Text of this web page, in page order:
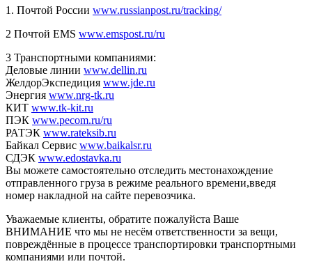
1. Почтой России www.russianpost.ru/tracking/
2 Почтой EMS www.emspost.ru/ru
3 Транспортными компаниями:
Деловые линии www.dellin.ru
ЖелдорЭкспедиция www.jde.ru
Энергия www.nrg-tk.ru
КИТ www.tk-kit.ru
ПЭК www.pecom.ru/ru
РАТЭК www.rateksib.ru
Байкал Сервис www.baikalsr.ru
СДЭК www.edostavka.ru
Вы можете самостоятельно отследить местонахождение
отправленного груза в режиме реального времени,введя
номер накладной на сайте перевозчика.
Уважаемые клиенты, обратите пожалуйста Ваше
ВНИМАНИЕ что мы не несём ответственности за вещи,
повреждённые в процессе транспортировки транспортными
компаниями или почтой.